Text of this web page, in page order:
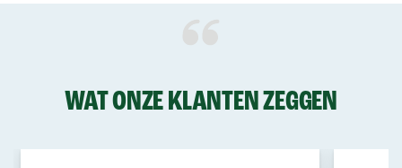
WAT ONZE KLANTEN ZEGGEN